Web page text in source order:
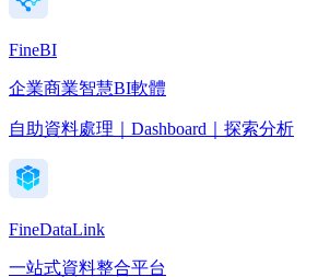
FineBI
企業商業智慧BI軟體
自助資料處理｜Dashboard｜探索分析
FineDataLink
一站式資料整合平台